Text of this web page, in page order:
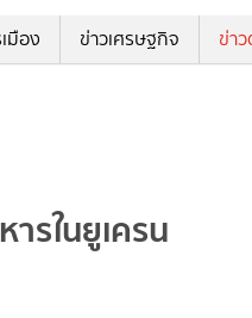
มือง ข่าวเศรษฐกิจ ข่า
รในยูเครน